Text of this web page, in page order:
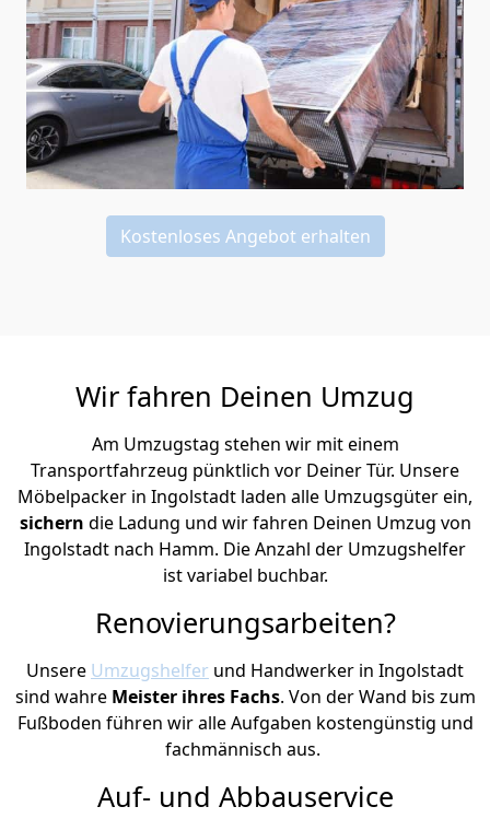
Kostenloses Angebot erhalten
Wir fahren Deinen Umzug
Am Umzugstag stehen wir mit einem
Transportfahrzeug pünktlich vor Deiner Tür. Unsere
Möbelpacker in Ingolstadt laden alle Umzugsgüter ein,
sichern die Ladung und wir fahren Deinen Umzug von
Ingolstadt nach Hamm. Die Anzahl der Umzugshelfer
ist variabel buchbar.
Renovierungsarbeiten?
Unsere Umzugshelfer und Handwerker in Ingolstadt
sind wahre Meister ihres Fachs. Von der Wand bis zum
Fußboden führen wir alle Aufgaben kostengünstig und
fachmännisch aus.
Auf- und Abbauservice